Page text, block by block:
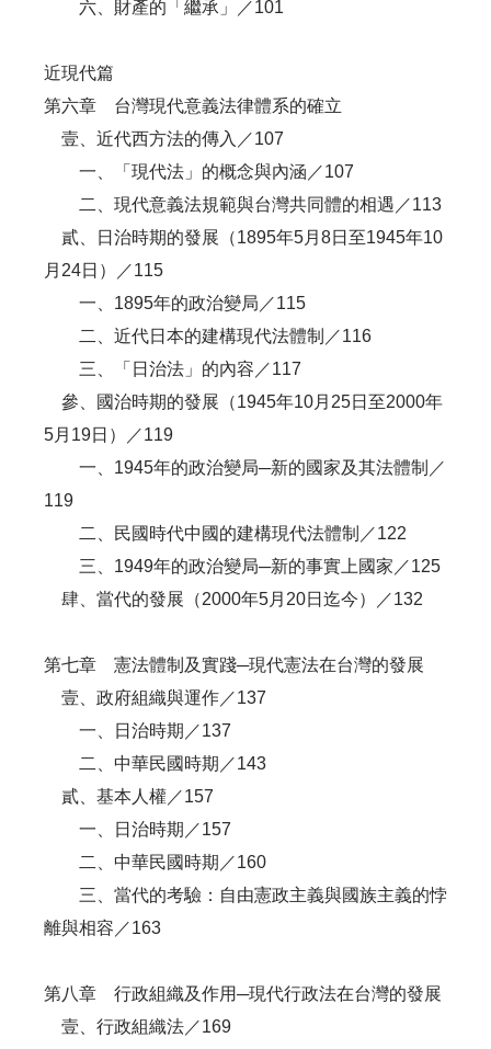
六、財產的「繼承」／101
近現代篇
第六章 台灣現代意義法律體系的確立
壹、近代西方法的傳入／107
一、「現代法」的概念與內涵／107
二、現代意義法規範與台灣共同體的相遇／113
貳、日治時期的發展（1895年5月8日至1945年10
月24日）／115
一、1895年的政治變局／115
二、近代日本的建構現代法體制／116
三、「日治法」的內容／117
參、國治時期的發展（1945年10月25日至2000年
5月19日）／119
一、1945年的政治變局─新的國家及其法體制／
119
二、民國時代中國的建構現代法體制／122
三、1949年的政治變局─新的事實上國家／125
肆、當代的發展（2000年5月20日迄今）／132
第七章 憲法體制及實踐─現代憲法在台灣的發展
壹、政府組織與運作／137
一、日治時期／137
二、中華民國時期／143
貳、基本人權／157
一、日治時期／157
二、中華民國時期／160
三、當代的考驗：自由憲政主義與國族主義的悖
離與相容／163
第八章 行政組織及作用─現代行政法在台灣的發展
壹、行政組織法／169